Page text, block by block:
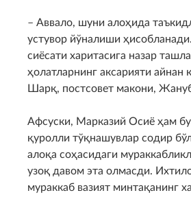
– Аввало, шуни алоҳида
устувор йўналиши
сиёсати харитасига назар
ҳолатларнинг аксарияти
Шарқ, постсовет макони,
Афсуски, Марказий Осиё ҳам
қуролли тўқнашувлар содир
алоқа соҳасидаги
узоқ давом эта олмасди.
мураккаб вазият минтақанинг